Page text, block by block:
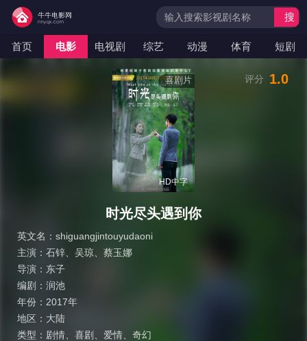
首页 电影 电视剧 综艺 动漫 体育 短剧
搜
喜剧片
HD中字
时光尽头遇到你
英文名： shiguangjintouyudaoni
主演： 石锌 吴琼
蔡玉娜
导演： 东子
编剧： 润池
年份： 2017年
地区： 大陆
类型： 剧情 喜剧 爱情
奇幻
评分 1.0